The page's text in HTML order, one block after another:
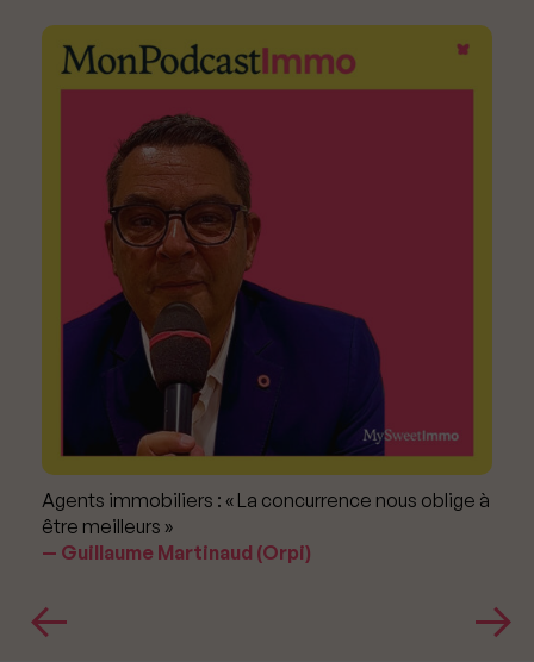
Agents immobiliers : « La concurrence nous oblige à
être meilleurs »
Guillaume Martinaud (Orpi)